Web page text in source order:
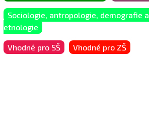
Sociologie, antropologie, demografie a
etnologie
Vhodné pro SŠ Vhodné pro ZŠ